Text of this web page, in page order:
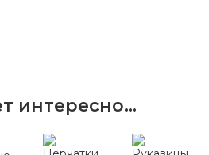
интересно…